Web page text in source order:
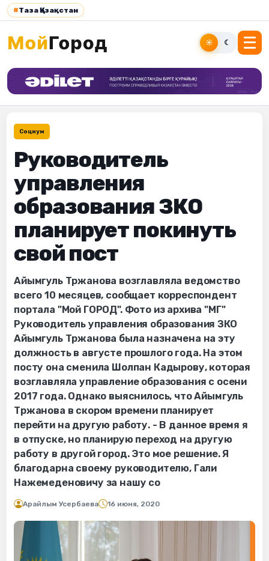
#Таза Қазақстан
☀ ☾
Социум
Руководитель
управления
образования ЗКО
планирует покинуть
свой пост
Айымгуль Тржанова возглавляла ведомство
всего 10 месяцев, сообщает корреспондент
портала "Мой ГОРОД". Фото из архива "МГ"
Руководитель управления образования ЗКО
Айымгуль Тржанова была назначена на эту
должность в августе прошлого года. На этом
посту она сменила Шолпан Кадырову, которая
возглавляла управление образования с осени
2017 года. Однако выяснилось, что Айымгуль
Тржанова в скором времени планирует
перейти на другую работу. - В данное время я
в отпуске, но планирую переход на другую
работу в другой город. Это мое решение. Я
благодарна своему руководителю, Гали
Нажемеденовичу за нашу со
Арайлым Усербаева 16 июня, 2020